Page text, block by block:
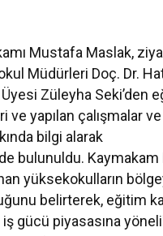
Mustafa Maslak,
Müdürleri Doç. Dr.
Züleyha Seki’den
yapılan çalışmalar
bilgi alarak
bulunuldu. Kaymakam
yüksekokulların
belirterek, eğitim
gücü piyasasına